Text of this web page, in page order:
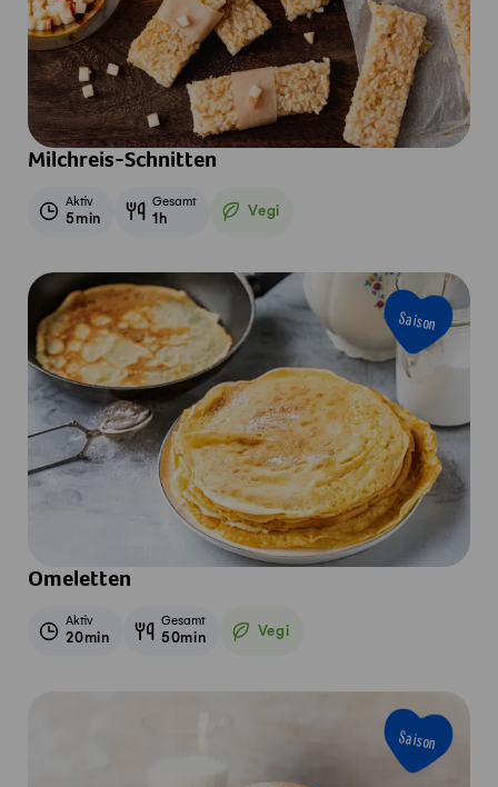
Milchreis-Schnitten
Aktiv
5min
Gesamt
1h Vegi
Vegetarisch
Saison
Omeletten
Aktiv
20min
Gesamt
50min Vegi
Vegetarisch
Saison